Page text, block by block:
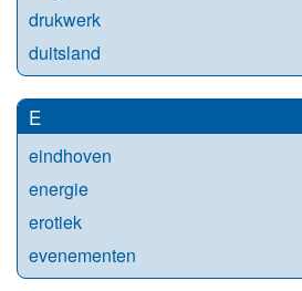
drukwerk
duitsland
E
eindhoven
energie
erotiek
evenementen